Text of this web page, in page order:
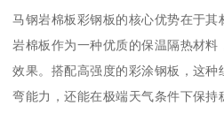
马钢岩棉板彩钢板的核心优势在于其
岩棉板作为一种优质的保温隔热材
效果。搭配高强度的彩涂钢板，这
弯能力，还能在极端天气条件下保